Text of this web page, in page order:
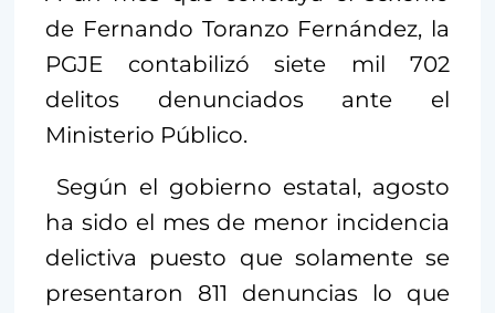
de Fernando Toranzo Fernández, la
PGJE contabilizó siete mil 702
delitos denunciados ante el
Ministerio Público.
Según el gobierno estatal, agosto
ha sido el mes de menor incidencia
delictiva puesto que solamente se
presentaron 811 denuncias lo que